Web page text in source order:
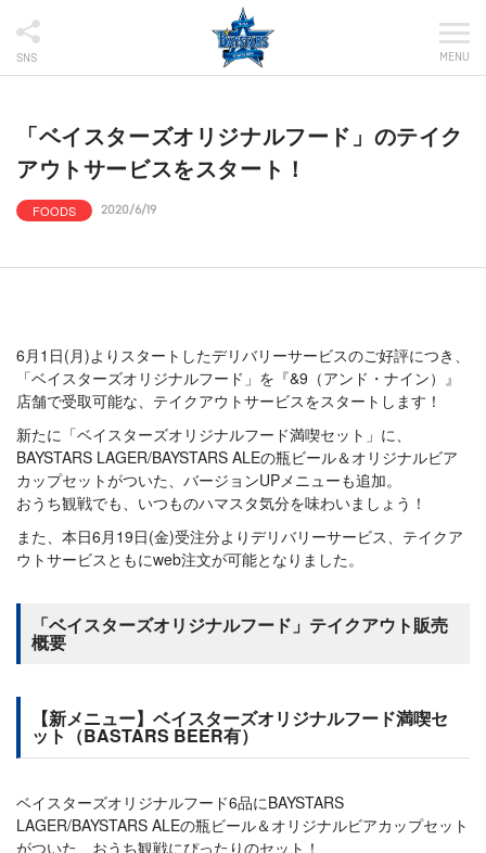
SNS MENU
「ベイスターズオリジナルフード」のテイク
アウトサービスをスタート！
FOODS 2020/6/19
6月1日(月)よりスタートしたデリバリーサービスのご好評につき、
「ベイスターズオリジナルフード」を『&9（アンド・ナイン）』
店舗で受取可能な、テイクアウトサービスをスタートします！
新たに「ベイスターズオリジナルフード満喫セット」に、
BAYSTARS LAGER/BAYSTARS ALEの瓶ビール＆オリジナルビア
カップセットがついた、バージョンUPメニューも追加。
おうち観戦でも、いつものハマスタ気分を味わいましょう！
また、本日6月19日(金)受注分よりデリバリーサービス、テイクア
ウトサービスともにweb注文が可能となりました。
「ベイスターズオリジナルフード」テイクアウト販売
概要
【新メニュー】ベイスターズオリジナルフード満喫セ
ット（BASTARS BEER有）
ベイスターズオリジナルフード6品にBAYSTARS
LAGER/BAYSTARS ALEの瓶ビール＆オリジナルビアカップセット
がついた、おうち観戦にぴったりのセット！